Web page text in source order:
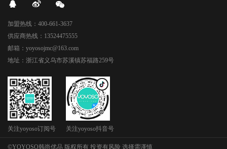
加盟热线：400-661-3637
供应商热线：13524475555
邮箱：yoyosojmc@163.com
地址：浙江省义乌市苏溪镇苏福路259号
关注yoyoso订阅号 关注yoyoso抖音号
©YOYOSO韩尚优品 版权所有 投资有风险 选择需谨慎